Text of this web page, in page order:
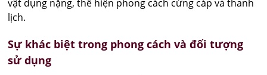
vật dụng nặng, thể hiện phong cách cứng cáp và thanh
lịch.
Sự khác biệt trong phong cách và đối tượng
sử dụng